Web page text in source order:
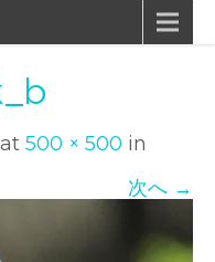
at 500 × 500 in
次へ →